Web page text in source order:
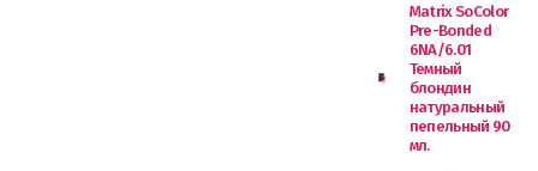
Matrix SoColor
Pre-Bonded
6NA/6.01
Темный
блондин
натуральный
пепельный 90
мл.